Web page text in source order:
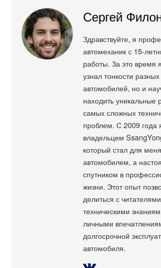
Сергей
Здравствуйте, я
автомеханик с 15-
работы. За это время
узнал тонкости
автомобилей, но и
находить уникальные
самых сложных
проблем. С 2009 года
владельцем
который стал для
автомобилем, а
спутником в
жизни. Этот опыт
делиться с
техническими
личными
долгосрочной
автомобиля.